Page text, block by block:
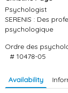
Psychologist
SERENIS : Des
psychologique
Ordre des
# 10478-05
Availability